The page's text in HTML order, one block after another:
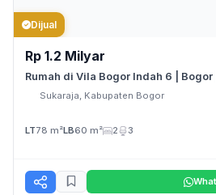
Dijual
Rp 1.2 Milyar
Rumah di Vila Bogor Indah 6 |
Sukaraja, Kabupaten Bogor
LT78 m²LB60 m² 2 3